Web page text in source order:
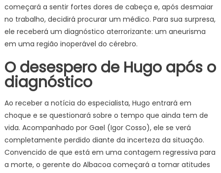
começará a sentir fortes dores de cabeça e, após desmaiar
no trabalho, decidirá procurar um médico. Para sua surpresa,
ele receberá um diagnóstico aterrorizante: um aneurisma
em uma região inoperável do cérebro.
O desespero de Hugo após o
diagnóstico
Ao receber a notícia do especialista, Hugo entrará em
choque e se questionará sobre o tempo que ainda tem de
vida. Acompanhado por Gael (Igor Cosso), ele se verá
completamente perdido diante da incerteza da situação.
Convencido de que está em uma contagem regressiva para
a morte, o gerente do Albacoa começará a tomar atitudes